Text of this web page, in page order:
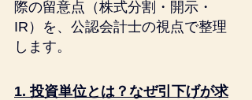
際の留意点（株式分割・開示・
IR）を、公認会計士の視点で整理
します。
1. 投資単位とは？なぜ引下げが求